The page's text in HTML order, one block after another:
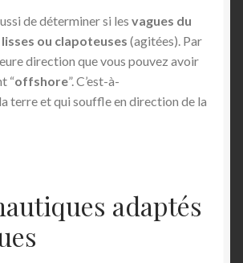
de déterminer si les vagues du
lisses ou clapoteuses (agitées). Par
direction que vous pouvez avoir
“offshore”. C’est-à-
terre et qui souffle en direction de la
adaptés